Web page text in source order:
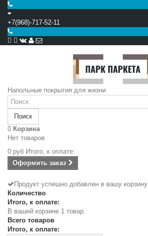
+7(968)-717-52-11
 
Напольные покрытия для жизни
Поиск
0 Корзина
Нет товаров
0 руб Итого, к оплате:
Оформить заказ
Продукт успешно добавлен в вашу корзину
Количество
Итого, к оплате:
В вашей корзине 1 товар.
Всего товаров
Итого, к оплате: